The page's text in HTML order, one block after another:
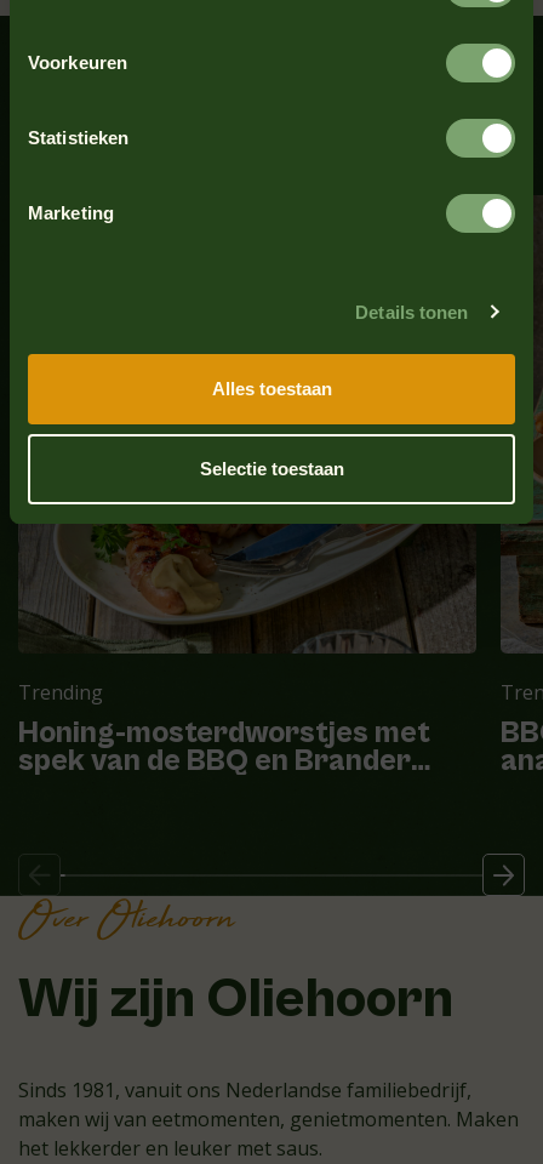
Voorkeuren
Statistieken
Marketing
Details tonen
Alles toestaan
Selectie toestaan
Trending
Honing-mosterdworstjes met
spek van de BBQ en Brander
Over Oliehoorn
Wij zijn Oliehoorn
Sinds 1981, vanuit ons Nederlandse familiebedrijf,
maken wij van eetmomenten, genietmomenten. Maken
het lekkerder en leuker met saus.